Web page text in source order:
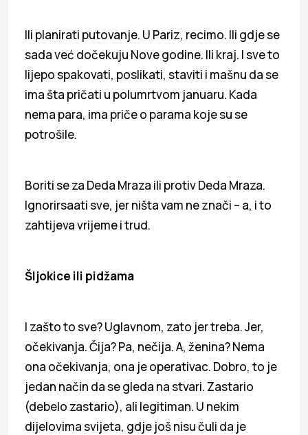
Ili planirati putovanje. U Pariz, recimo. Ili gdje se
sada već dočekuju Nove godine. Ili kraj. I sve to
lijepo spakovati, poslikati, staviti i mašnu da se
ima šta pričati u polumrtvom januaru. Kada
nema para, ima priče o parama koje su se
potrošile.
Boriti se za Deda Mraza ili protiv Deda Mraza.
Ignorirsaati sve, jer ništa vam ne znači – a, i to
zahtijeva vrijeme i trud.
Šljokice ili pidžama
I zašto to sve? Uglavnom, zato jer treba. Jer,
očekivanja. Čija? Pa, nečija. A, ženina? Nema
ona očekivanja, ona je operativac. Dobro, to je
jedan način da se gleda na stvari. Zastario
(debelo zastario), ali legitiman. U nekim
dijelovima svijeta, gdje još nisu čuli da je